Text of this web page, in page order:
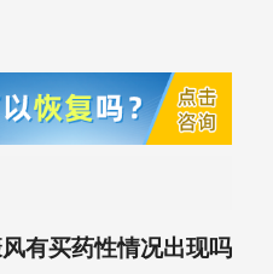
有买药性情况出现吗